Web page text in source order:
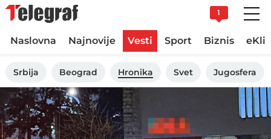
1
Naslovna Najnovije Vesti Sport Biznis
Srbija Beograd Hronika Svet Jugosfera